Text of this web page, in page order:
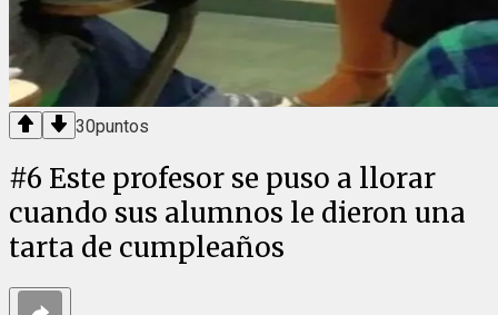
30puntos
#6 Este profesor se puso a llorar
cuando sus alumnos le dieron una
tarta de cumpleaños